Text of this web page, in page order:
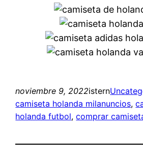
noviembre 9, 2022istern
camiseta holanda milanuncios,
holanda futbol, comprar